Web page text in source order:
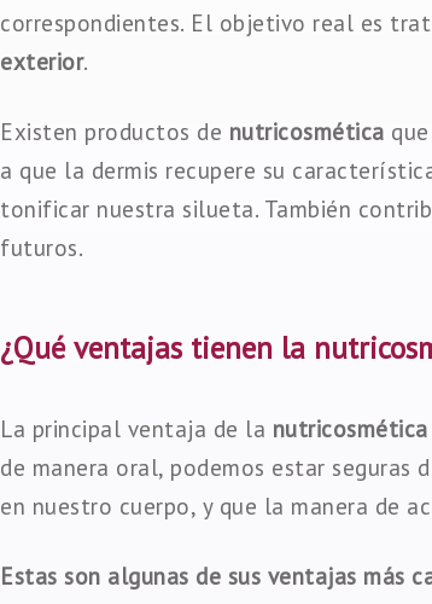
correspondientes. El objetivo real es
exterior.
Existen productos de nutricosmética
a que la dermis recupere su
tonificar nuestra silueta. También
futuros.
¿Qué ventajas tienen la
La principal ventaja de la nutricosmética
de manera oral, podemos estar
en nuestro cuerpo, y que la manera de
Estas son algunas de sus ventajas más